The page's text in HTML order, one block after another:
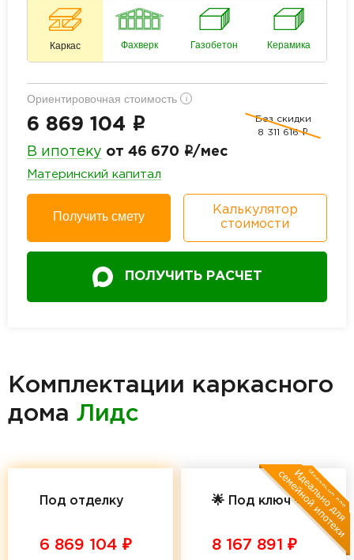
Каркас Фахверк Газобетон Керамика
Ориентировочная стоимость i
6 869 104 i
Без скидки
8 311 616 i
В ипотеку от 46 670 i/мес
Материнский капитал
Получить смету
Калькулятор
стоимости
ПОЛУЧИТЬ РАСЧЕТ
Комплектации каркасного
дома Лидс
Под отделку
6 869 104 ₽
🌟 Под ключ 🌟
8 167 891 ₽